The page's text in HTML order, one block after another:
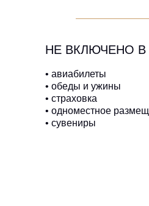
НЕ ВКЛЮЧЕНО
• авиабилеты
• обеды и ужины
• страховка
• одноместное
• сувениры